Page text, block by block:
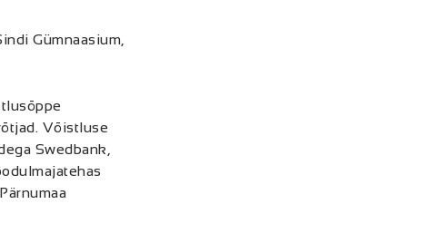
Gümnaasium,
Võistluse
Swedbank,